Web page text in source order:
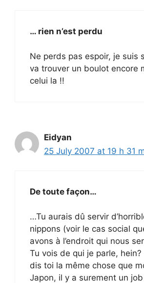
… rien n’est perdu
Ne perds pas espoir, je suis
va trouver un boulot encore
celui la !!
Eidyan
25 July 2007 at 19 h 31
De toute façon…
…Tu aurais dû servir
nippons (voir le cas social
avons à l’endroit qui nous
Tu vois de qui je parle, hein?
dis toi la même chose que
Japon, il y a surement un